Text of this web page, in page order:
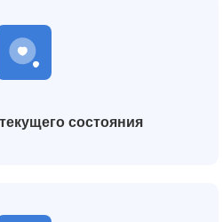
состояния